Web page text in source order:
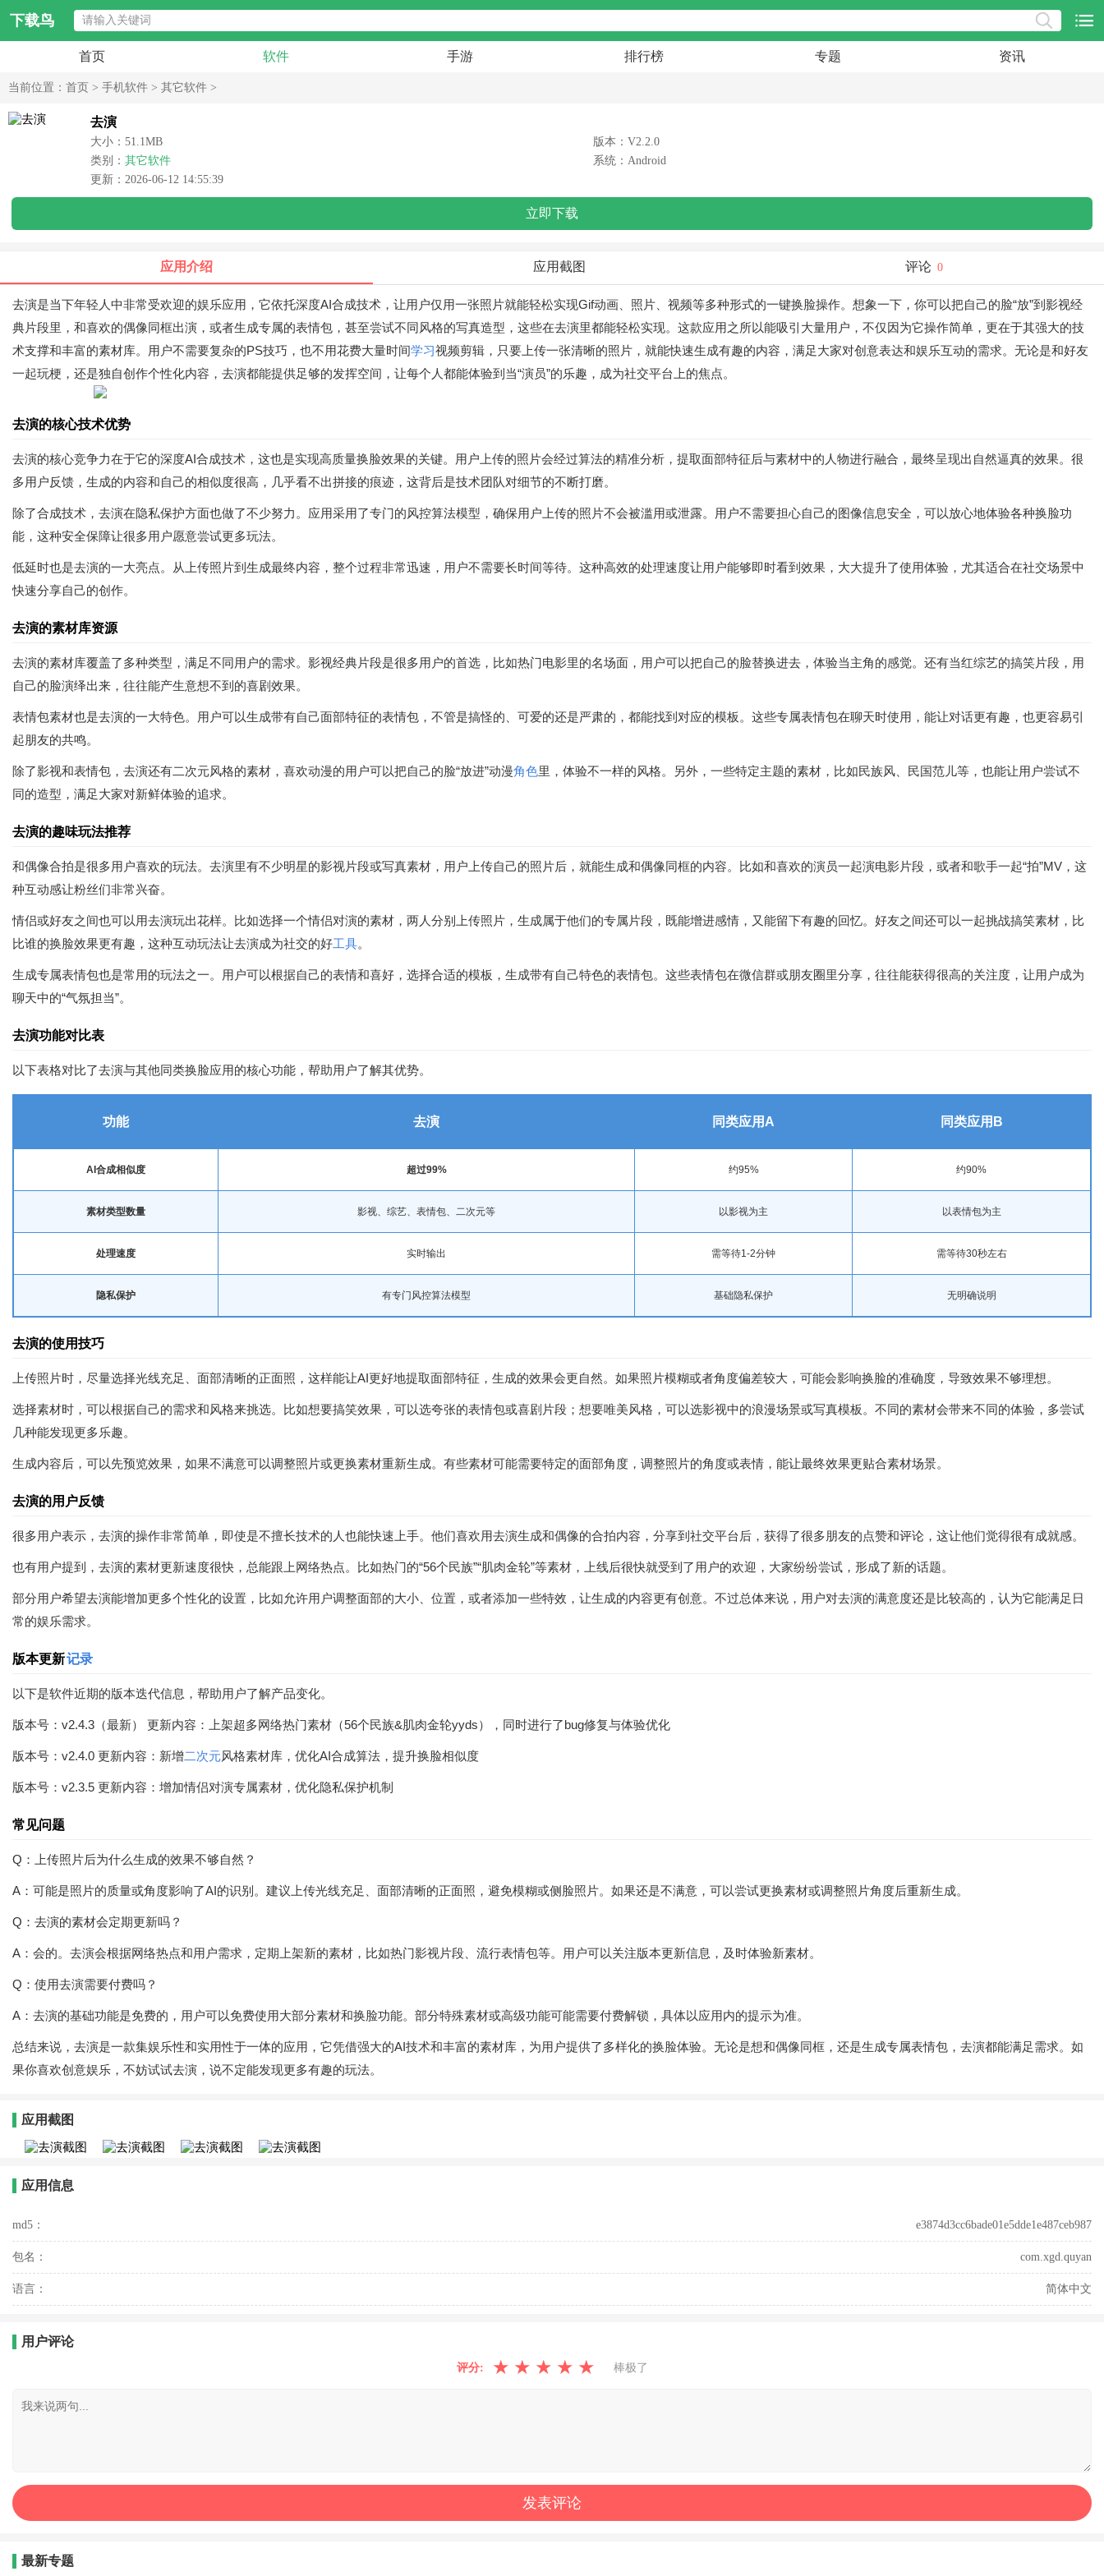
下载鸟
首页 软件 手游 排行榜 专题 资讯
当前位置： 首页 > 手机软件 > 其它软件 >
去演
大小：51.1MB
版本：V2.2.0
类别： 其它软件
系统：Android
更新：2026-06-12 14:55:39
立即下载
应用介绍 应用截图 评论 0
去演是当下年轻人中非常受欢迎的娱乐应用，它依托深度AI合成技术，让用户仅用一张照片就能轻松实现Gif动画、照片、视频等多种形式的一键换脸操作。想象一下，你可以把自己的脸“放”到影视经
典片段里，和喜欢的偶像同框出演，或者生成专属的表情包，甚至尝试不同风格的写真造型，这些在去演里都能轻松实现。这款应用之所以能吸引大量用户，不仅因为它操作简单，更在于其强大的技
术支撑和丰富的素材库。用户不需要复杂的PS技巧，也不用花费大量时间学习视频剪辑，只要上传一张清晰的照片，就能快速生成有趣的内容，满足大家对创意表达和娱乐互动的需求。无论是和好友
一起玩梗，还是独自创作个性化内容，去演都能提供足够的发挥空间，让每个人都能体验到当“演员”的乐趣，成为社交平台上的焦点。
去演的核心技术优势
去演的核心竞争力在于它的深度AI合成技术，这也是实现高质量换脸效果的关键。用户上传的照片会经过算法的精准分析，提取面部特征后与素材中的人物进行融合，最终呈现出自然逼真的效果。很
多用户反馈，生成的内容和自己的相似度很高，几乎看不出拼接的痕迹，这背后是技术团队对细节的不断打磨。
除了合成技术，去演在隐私保护方面也做了不少努力。应用采用了专门的风控算法模型，确保用户上传的照片不会被滥用或泄露。用户不需要担心自己的图像信息安全，可以放心地体验各种换脸功
能，这种安全保障让很多用户愿意尝试更多玩法。
低延时也是去演的一大亮点。从上传照片到生成最终内容，整个过程非常迅速，用户不需要长时间等待。这种高效的处理速度让用户能够即时看到效果，大大提升了使用体验，尤其适合在社交场景中
快速分享自己的创作。
去演的素材库资源
去演的素材库覆盖了多种类型，满足不同用户的需求。影视经典片段是很多用户的首选，比如热门电影里的名场面，用户可以把自己的脸替换进去，体验当主角的感觉。还有当红综艺的搞笑片段，用
自己的脸演绎出来，往往能产生意想不到的喜剧效果。
表情包素材也是去演的一大特色。用户可以生成带有自己面部特征的表情包，不管是搞怪的、可爱的还是严肃的，都能找到对应的模板。这些专属表情包在聊天时使用，能让对话更有趣，也更容易引
起朋友的共鸣。
除了影视和表情包，去演还有二次元风格的素材，喜欢动漫的用户可以把自己的脸“放进”动漫角色里，体验不一样的风格。另外，一些特定主题的素材，比如民族风、民国范儿等，也能让用户尝试不
同的造型，满足大家对新鲜体验的追求。
去演的趣味玩法推荐
和偶像合拍是很多用户喜欢的玩法。去演里有不少明星的影视片段或写真素材，用户上传自己的照片后，就能生成和偶像同框的内容。比如和喜欢的演员一起演电影片段，或者和歌手一起“拍”MV，这
种互动感让粉丝们非常兴奋。
情侣或好友之间也可以用去演玩出花样。比如选择一个情侣对演的素材，两人分别上传照片，生成属于他们的专属片段，既能增进感情，又能留下有趣的回忆。好友之间还可以一起挑战搞笑素材，比
比谁的换脸效果更有趣，这种互动玩法让去演成为社交的好工具。
生成专属表情包也是常用的玩法之一。用户可以根据自己的表情和喜好，选择合适的模板，生成带有自己特色的表情包。这些表情包在微信群或朋友圈里分享，往往能获得很高的关注度，让用户成为
聊天中的“气氛担当”。
去演功能对比表
以下表格对比了去演与其他同类换脸应用的核心功能，帮助用户了解其优势。
功能 去演 同类应用A 同类应用B
AI合成相似度 超过99% 约95% 约90%
素材类型数量 影视、综艺、表情包、二次元等 以影视为主 以表情包为主
处理速度 实时输出 需等待1-2分钟 需等待30秒左右
隐私保护 有专门风控算法模型 基础隐私保护 无明确说明
去演的使用技巧
上传照片时，尽量选择光线充足、面部清晰的正面照，这样能让AI更好地提取面部特征，生成的效果会更自然。如果照片模糊或者角度偏差较大，可能会影响换脸的准确度，导致效果不够理想。
选择素材时，可以根据自己的需求和风格来挑选。比如想要搞笑效果，可以选夸张的表情包或喜剧片段；想要唯美风格，可以选影视中的浪漫场景或写真模板。不同的素材会带来不同的体验，多尝试
几种能发现更多乐趣。
生成内容后，可以先预览效果，如果不满意可以调整照片或更换素材重新生成。有些素材可能需要特定的面部角度，调整照片的角度或表情，能让最终效果更贴合素材场景。
去演的用户反馈
很多用户表示，去演的操作非常简单，即使是不擅长技术的人也能快速上手。他们喜欢用去演生成和偶像的合拍内容，分享到社交平台后，获得了很多朋友的点赞和评论，这让他们觉得很有成就感。
也有用户提到，去演的素材更新速度很快，总能跟上网络热点。比如热门的“56个民族”“肌肉金轮”等素材，上线后很快就受到了用户的欢迎，大家纷纷尝试，形成了新的话题。
部分用户希望去演能增加更多个性化的设置，比如允许用户调整面部的大小、位置，或者添加一些特效，让生成的内容更有创意。不过总体来说，用户对去演的满意度还是比较高的，认为它能满足日
常的娱乐需求。
版本更新记录
以下是软件近期的版本迭代信息，帮助用户了解产品变化。
版本号：v2.4.3（最新） 更新内容：上架超多网络热门素材（56个民族&肌肉金轮yyds），同时进行了bug修复与体验优化
版本号：v2.4.0 更新内容：新增二次元风格素材库，优化AI合成算法，提升换脸相似度
版本号：v2.3.5 更新内容：增加情侣对演专属素材，优化隐私保护机制
常见问题
Q：上传照片后为什么生成的效果不够自然？
A：可能是照片的质量或角度影响了AI的识别。建议上传光线充足、面部清晰的正面照，避免模糊或侧脸照片。如果还是不满意，可以尝试更换素材或调整照片角度后重新生成。
Q：去演的素材会定期更新吗？
A：会的。去演会根据网络热点和用户需求，定期上架新的素材，比如热门影视片段、流行表情包等。用户可以关注版本更新信息，及时体验新素材。
Q：使用去演需要付费吗？
A：去演的基础功能是免费的，用户可以免费使用大部分素材和换脸功能。部分特殊素材或高级功能可能需要付费解锁，具体以应用内的提示为准。
总结来说，去演是一款集娱乐性和实用性于一体的应用，它凭借强大的AI技术和丰富的素材库，为用户提供了多样化的换脸体验。无论是想和偶像同框，还是生成专属表情包，去演都能满足需求。如
果你喜欢创意娱乐，不妨试试去演，说不定能发现更多有趣的玩法。
应用截图
应用信息
md5： e3874d3cc6bade01e5dde1e487ceb987
包名： com.xgd.quyan
语言： 简体中文
用户评论
评分: ★ ★ ★ ★ ★ 棒极了
最新专题